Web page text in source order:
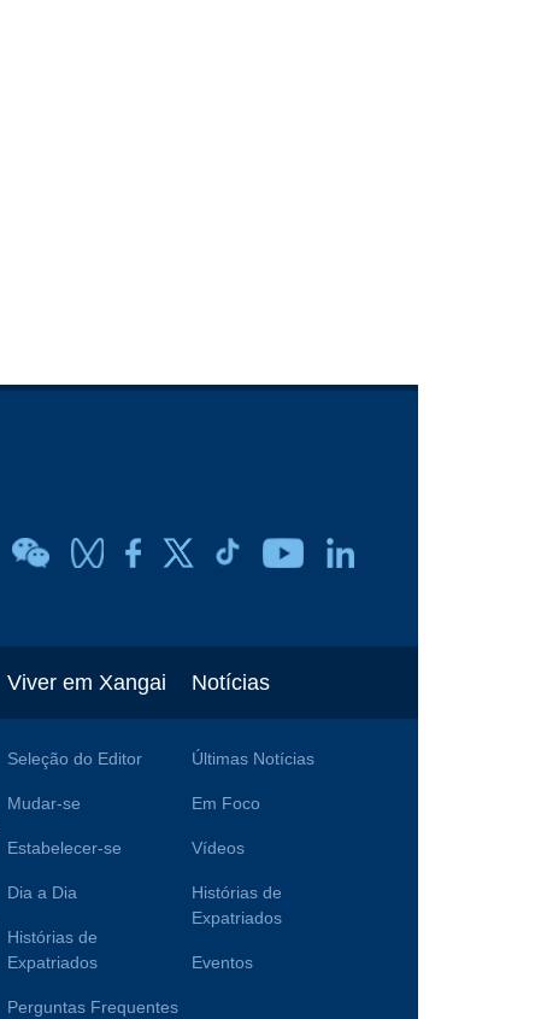
Viver em Xangai
Seleção do Editor
Mudar-se
Estabelecer-se
Dia a Dia
Histórias de
Expatriados
Perguntas Frequentes
Notícias
Últimas Notícias
Em Foco
Vídeos
Histórias de
Expatriados
Eventos